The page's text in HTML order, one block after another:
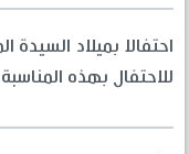
احتفالا بميلاد
للاحتفال بهذه